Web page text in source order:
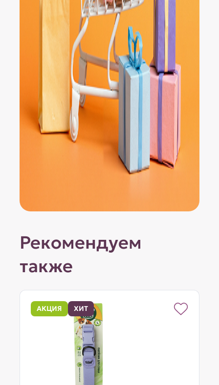
Рекомендуем
также
АКЦИЯ ХИТ